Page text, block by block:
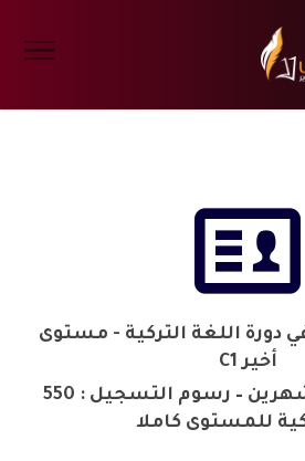

دورة اللغة التركية - مستوى
أخير C1
مدة المستوى : شهرين – رسوم التسجيل : 550
للمستوى كاملا